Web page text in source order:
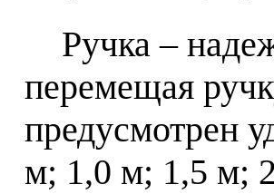
Ручка –
перемещая
предусмотрен
м; 1,0 м; 1,5 м;